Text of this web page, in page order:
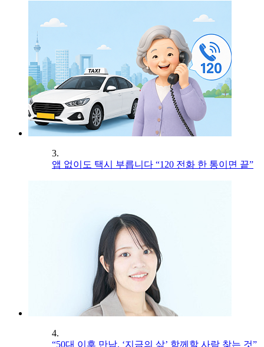
3.
앱 없이도 택시 부릅니다 “120 전화 한 통이면 끝”
4.
“50대 이후 만남, ‘지금의 삶’ 함께할 사람 찾는 것”